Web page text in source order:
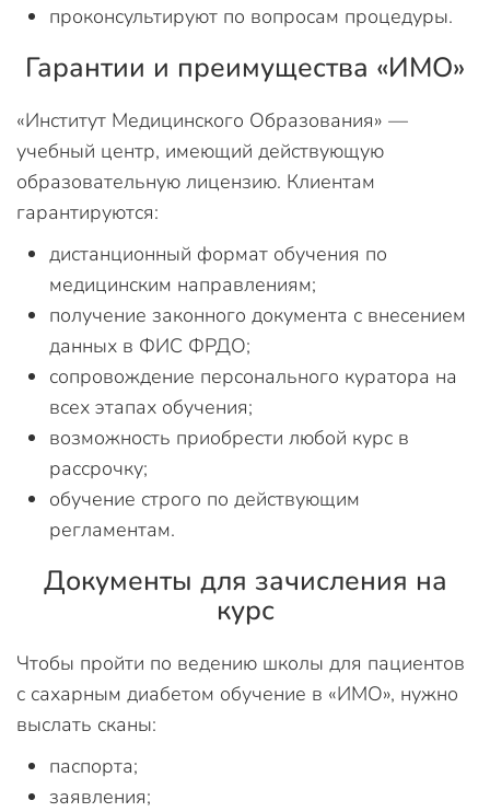
проконсультируют по вопросам процедуры.
Гарантии и преимущества «ИМО»
«Институт Медицинского Образования» —
учебный центр, имеющий действующую
образовательную лицензию. Клиентам
гарантируются:
дистанционный формат обучения по
медицинским направлениям;
получение законного документа с внесением
данных в ФИС ФРДО;
сопровождение персонального куратора на
всех этапах обучения;
возможность приобрести любой курс в
рассрочку;
обучение строго по действующим
регламентам.
Документы для зачисления на
курс
Чтобы пройти по ведению школы для пациентов
с сахарным диабетом обучение в «ИМО», нужно
выслать сканы:
паспорта;
заявления;